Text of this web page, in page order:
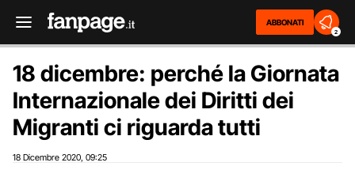
ABBONATI
2
18 dicembre: perché la Giornata
Internazionale dei Diritti dei
Migranti ci riguarda tutti
18 Dicembre 2020 09:25